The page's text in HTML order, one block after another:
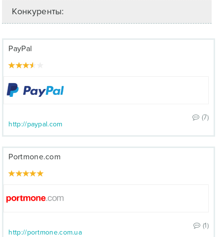
Конкуренты:
PayPal
(7)
http://paypal.com
Portmone.com
(1)
http://portmone.com.ua